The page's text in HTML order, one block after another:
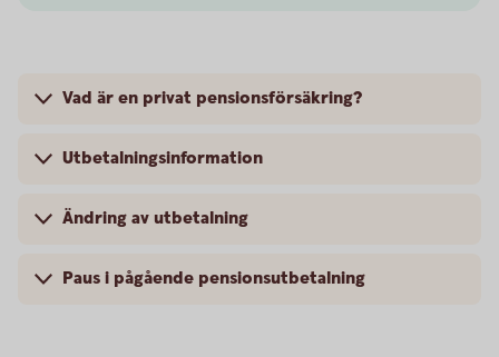
Vad är en privat pensionsförsäkring?
Utbetalningsinformation
Ändring av utbetalning
Paus i pågående pensionsutbetalning